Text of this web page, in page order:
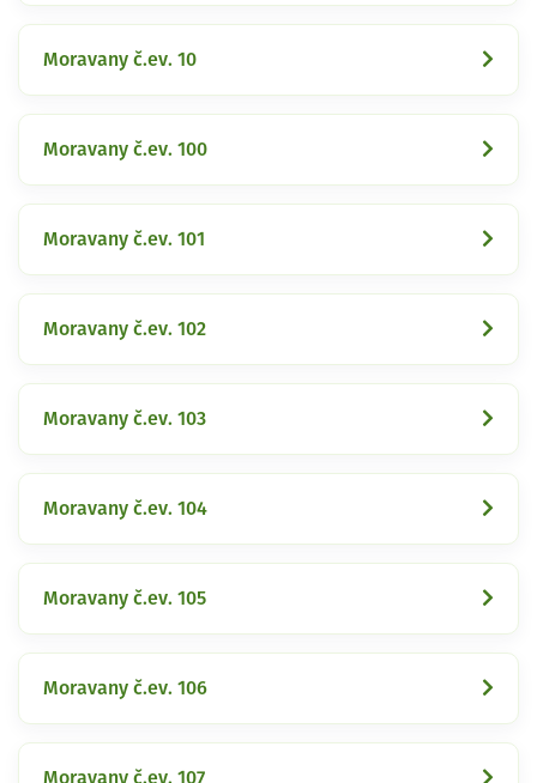
Moravany č.ev. 10
Moravany č.ev. 100
Moravany č.ev. 101
Moravany č.ev. 102
Moravany č.ev. 103
Moravany č.ev. 104
Moravany č.ev. 105
Moravany č.ev. 106
Moravany č.ev. 107